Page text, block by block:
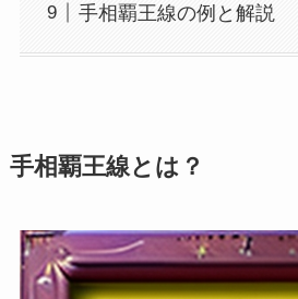
手相覇王線の例と解説
手相覇王線とは？